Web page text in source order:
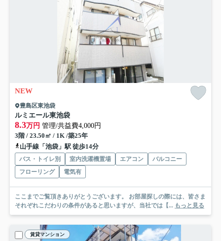
NEW
豊島区東池袋
ルミエール東池袋
8.3万円 管理/共益費4,000円
3階 / 23.50㎡ / 1K /築25年
山手線「池袋」駅 徒歩14分
バス・トイレ別 室内洗濯機置場 エアコン
バルコニー
フローリング
電気有
ここまでご覧頂きありがとうございます。 お部屋探しの際には、皆さま
それぞれこだわりの条件があると思いますが、当社では【... もっと見る
賃貸マンション